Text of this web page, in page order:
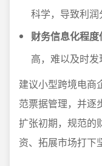
科学，导致利润
财务信息化程度
高，难以及时发
建议小型跨境电商
范票据管理，并逐
扩张初期，规范的
资、拓展市场打下